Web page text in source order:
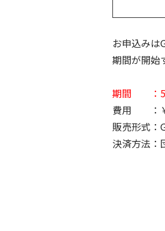
お申込みは
期間が開始
期間 ：5
費用 ：
販売形式：
決済方法：
【期間